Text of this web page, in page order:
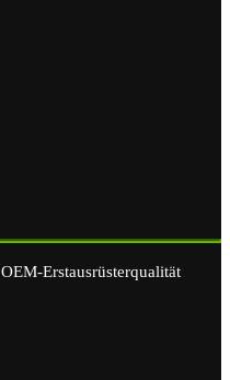
Erstausrüsterqualität